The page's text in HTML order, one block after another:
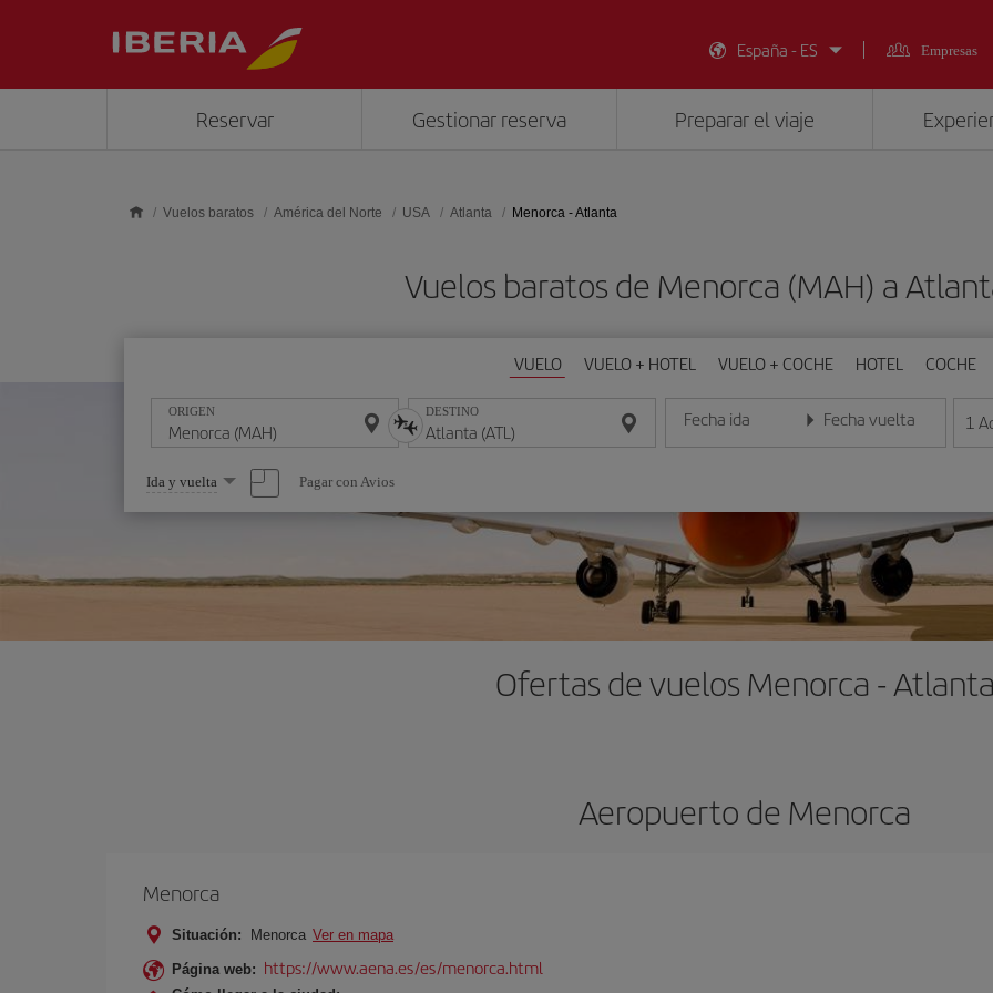
España - ES
Empresas
Reservar Gestionar reserva Preparar el viaje
Vuelos baratos América del Norte USA Atlanta Menorca - Atlanta
Vuelos baratos de Menorca (MAH) a
VUELO VUELO + HOTEL VUELO + COCHE HOTEL COCHE
ORIGEN DESTINO Fecha ida
Introduce la fecha en formato día/mes/año
Fecha vuelta
Introduce la fecha en 1
Seleccione
una
opción
Ida y vuelta Pagar con Avios
Ofertas de vuelos Menorca -
Aeropuerto de Menorca
Menorca
Situación: Menorca Ver en mapa
Página web: https://www.aena.es/es/menorca.html